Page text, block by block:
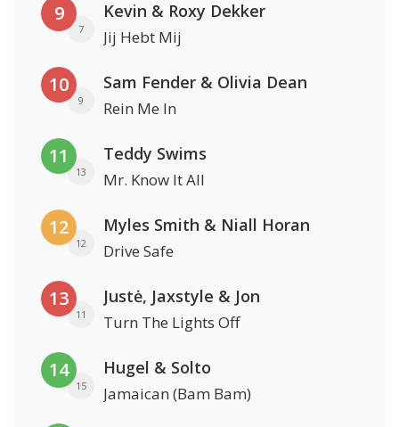
9
7
Kevin & Roxy Dekker
Jij Hebt Mij
10
9
Sam Fender & Olivia Dean
Rein Me In
11
13
Teddy Swims
Mr. Know It All
12
12
Myles Smith & Niall Horan
Drive Safe
13
11
Justė, Jaxstyle & Jon
Turn The Lights Off
14
15
Hugel & Solto
Jamaican (Bam Bam)